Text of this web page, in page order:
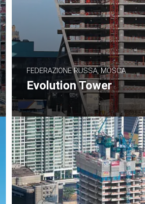
FEDERAZIONE RUSSA, MOSCA
Evolution Tower